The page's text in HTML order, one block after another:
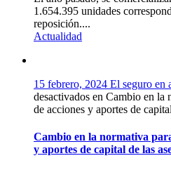
1.654.395 unidades
reposición....
Actualidad
15 febrero, 2024 El seguro en
desactivados en Cambio en la
de acciones y aportes de
Cambio en la normativa
y aportes de capital de las